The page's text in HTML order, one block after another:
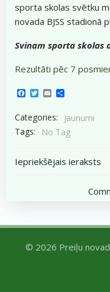
sporta skolas svētku
novada BJSS stadionā
Svinam sporta skolas
Rezultāti pēc 7
Facebook
Twitter
Email
Categories:
Jaunumi
Tags:
No Tag
Post
Iepriekšējais ieraksts
© 2026 Preiļu